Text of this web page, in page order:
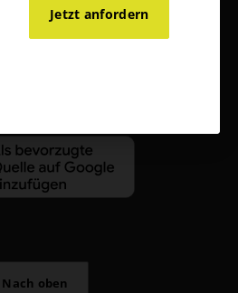
Nach oben
Jetzt anfordern